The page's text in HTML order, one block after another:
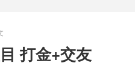
打金+交友